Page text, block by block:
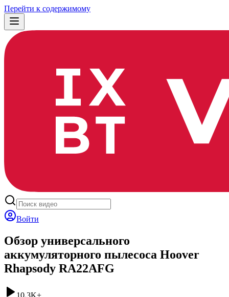
Перейти к содержимому
Войти
Обзор универсального
аккумуляторного пылесоса Hoover
Rhapsody RA22AFG
10.3K+